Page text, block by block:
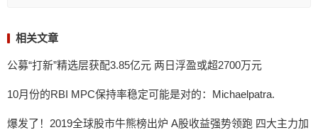
相关文章
公募“打新”精选层获配3.85亿元 两日浮盈或超2700万元
10月份的RBI MPC保持率稳定可能是对的：Michaelpatra.
爆发了！2019全球股市牛熊榜出炉 A股收益强势领跑 四大主力加